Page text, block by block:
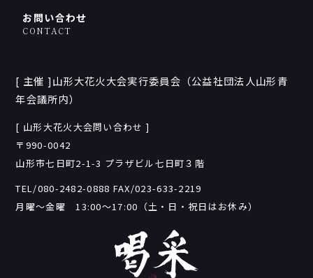
お問い合わせ
CONTACT
[ 主催 ]山形大花火大会実行委員会（公益社団法人山形青
年会議所内）
[ 山形大花火大会問い合わせ ]
〒990-0042
山形市七日町2-1-3 プラザビル七日町３階
TEL/080-2482-0888 FAX/023-633-2219
月曜〜金曜 13:00〜17:00（土・日・祝日はお休み）